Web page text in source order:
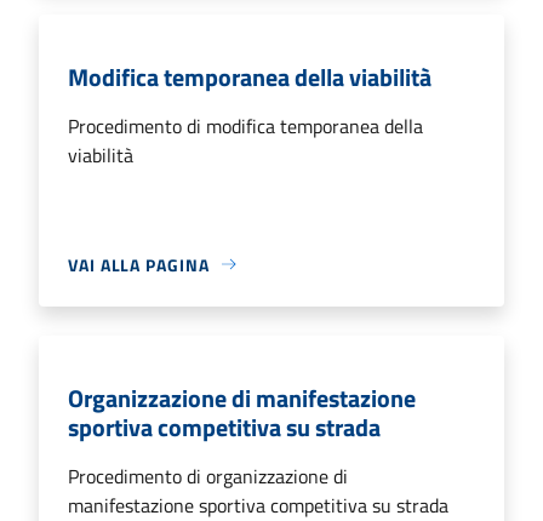
Modifica temporanea della viabilità
Procedimento di modifica temporanea della
viabilità
VAI ALLA PAGINA
Organizzazione di manifestazione
sportiva competitiva su strada
Procedimento di organizzazione di
manifestazione sportiva competitiva su strada